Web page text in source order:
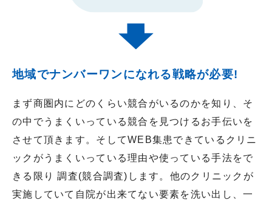
地域でナンバーワンになれる戦略が必要!
まず商圏内にどのくらい競合がいるのかを知り、そ
の中でうまくいっている競合を見つけるお手伝いを
させて頂きます。そしてWEB集患できているクリニ
ックがうまくいっている理由や使っている手法をで
きる限り 調査(競合調査)します。他のクリニックが
実施していて自院が出来てない要素を洗い出し、一